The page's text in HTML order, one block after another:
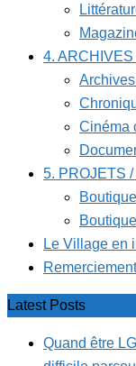
4.
Cinéma
5. PROJETS
Le Village en
Latest Posts
Quand être